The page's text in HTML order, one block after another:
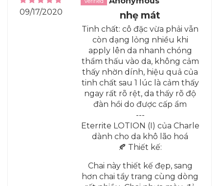
09/17/2020 nhẹ mát
Tinh chất: cô đặc vừa phải vẫn
còn dạng lỏng nhiều khi
apply lên da nhanh chóng
thẩm thấu vào da, không cảm
thấy nhờn dính, hiệu quả của
tinh chất sau 1 lúc là cảm thấy
ngay rất rõ rệt, da thấy rõ độ
đàn hồi do được cấp ẩm
---
Eterrite LOTION (I) của Charle
dành cho da khô lão hoá
🍂 Thiết kế:
Chai này thiết kế đẹp, sang
hơn chai tẩy trang cùng dòng